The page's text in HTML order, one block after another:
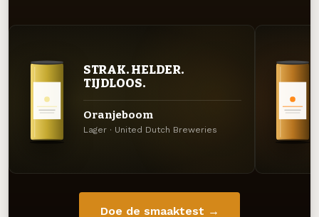
STRAK. HELDER.
TIJDLOOS.
Oranjeboom
Lager · United Dutch Breweries
Doe de smaaktest →